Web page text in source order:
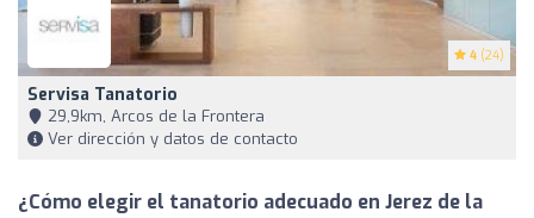
4 (24)
Servisa Tanatorio
29,9km, Arcos de la Frontera
Ver dirección y datos de contacto
¿Cómo elegir el tanatorio adecuado en Jerez de la